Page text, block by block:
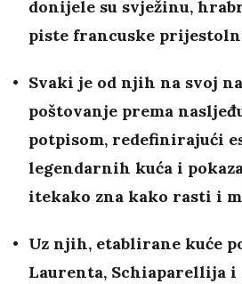
donijele su svježinu,
piste francuske
Svaki je od njih na svoj
poštovanje prema
potpisom, redefinirajući
legendarnih kuća i
itekako zna kako rasti i
Uz njih, etablirane kuće
Laurenta, Schiaparellija i